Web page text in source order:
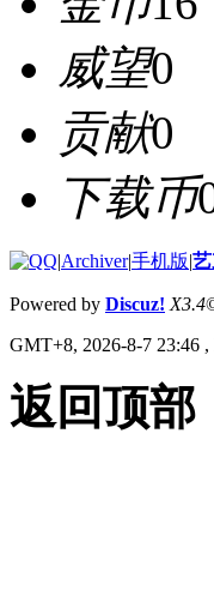
威望0
贡献0
下载币
|Archiver|手机版|
Powered by Discuz! X3.4
GMT+8, 2026-8-7 23:46 ,
返回顶部